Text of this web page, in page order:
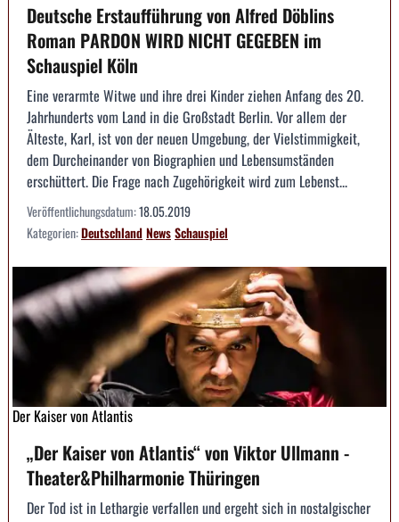
Deutsche Erstaufführung von Alfred Döblins
Roman PARDON WIRD NICHT GEGEBEN im
Schauspiel Köln
Eine verarmte Witwe und ihre drei Kinder ziehen Anfang des 20.
Jahrhunderts vom Land in die Großstadt Berlin. Vor allem der
Älteste, Karl, ist von der neuen Umgebung, der Vielstimmigkeit,
dem Durcheinander von Biographien und Lebensumständen
erschüttert. Die Frage nach Zugehörigkeit wird zum Lebenst...
Veröffentlichungsdatum:18.05.2019
Kategorien:DeutschlandNewsSchauspiel
Der Kaiser von Atlantis
„Der Kaiser von Atlantis“ von Viktor Ullmann -
Theater&Philharmonie Thüringen
Der Tod ist in Lethargie verfallen und ergeht sich in nostalgischer